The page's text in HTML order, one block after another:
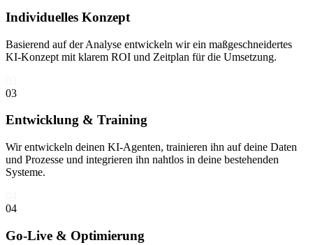
Individuelles Konzept
Basierend auf der Analyse entwickeln wir ein maßgeschneidertes
KI-Konzept mit klarem ROI und Zeitplan für die Umsetzung.
03
Entwicklung & Training
Wir entwickeln deinen KI-Agenten, trainieren ihn auf deine Daten
und Prozesse und integrieren ihn nahtlos in deine bestehenden
Systeme.
04
Go-Live & Optimierung